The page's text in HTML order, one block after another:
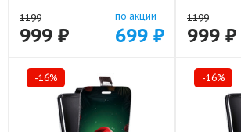
1199
999 ₽
по акции
699 ₽
1199
999 ₽
-16% -16%